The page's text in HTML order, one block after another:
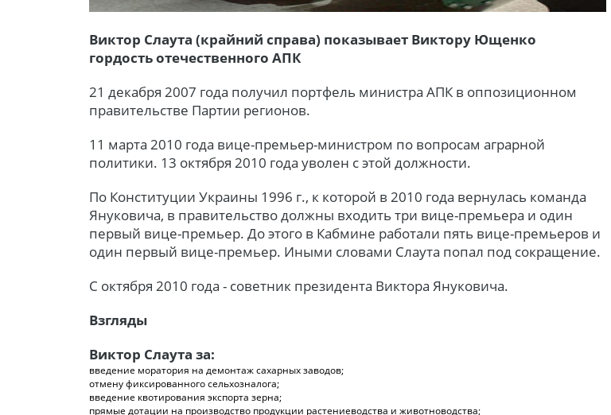
Виктор Слаута (крайний справа) показывает Виктору Ющенко
гордость отечественного АПК
21 декабря 2007 года получил портфель министра АПК в оппозиционном
правительстве Партии регионов.
11 марта 2010 года вице-премьер-министром по вопросам аграрной
политики. 13 октября 2010 года уволен с этой должности.
По Конституции Украины 1996 г., к которой в 2010 года вернулась команда
Януковича, в правительство должны входить три вице-премьера и один
первый вице-премьер. До этого в Кабмине работали пять вице-премьеров и
один первый вице-премьер. Иными словами Слаута попал под сокращение.
С октября 2010 года - советник президента Виктора Януковича.
Взгляды
Виктор Слаута за:
введение моратория на демонтаж сахарных заводов;
отмену фиксированного сельхозналога;
введение квотирования экспорта зерна;
прямые дотации на производство продукции растениеводства и животноводства;